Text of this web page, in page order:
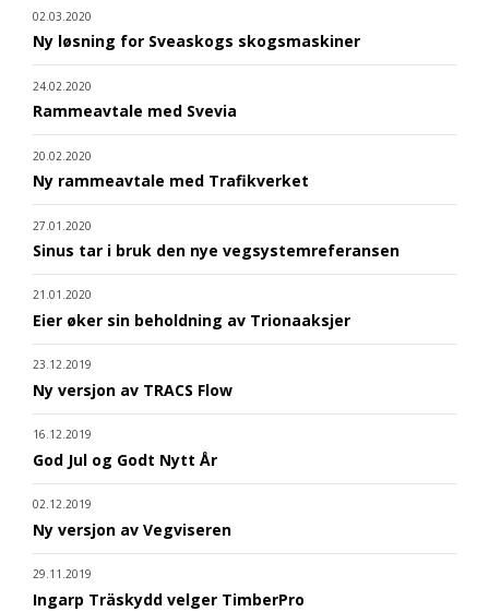
02.03.2020
Ny løsning for Sveaskogs skogsmaskiner
24.02.2020
Rammeavtale med Svevia
20.02.2020
Ny rammeavtale med Trafikverket
27.01.2020
Sinus tar i bruk den nye vegsystemreferansen
21.01.2020
Eier øker sin beholdning av Trionaaksjer
23.12.2019
Ny versjon av TRACS Flow
16.12.2019
God Jul og Godt Nytt År
02.12.2019
Ny versjon av Vegviseren
29.11.2019
Ingarp Träskydd velger TimberPro